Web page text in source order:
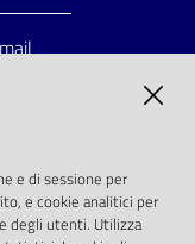
2006
e di sessione per
e cookie analitici per
degli utenti. Utilizza